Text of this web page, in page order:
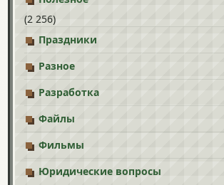
(2 256)
Праздники
Разное
Разработка
Файлы
Фильмы
Юридические вопросы